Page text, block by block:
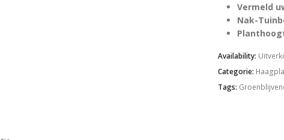
Vermeld
Nak-
Availability:
Categorie:
Tags: